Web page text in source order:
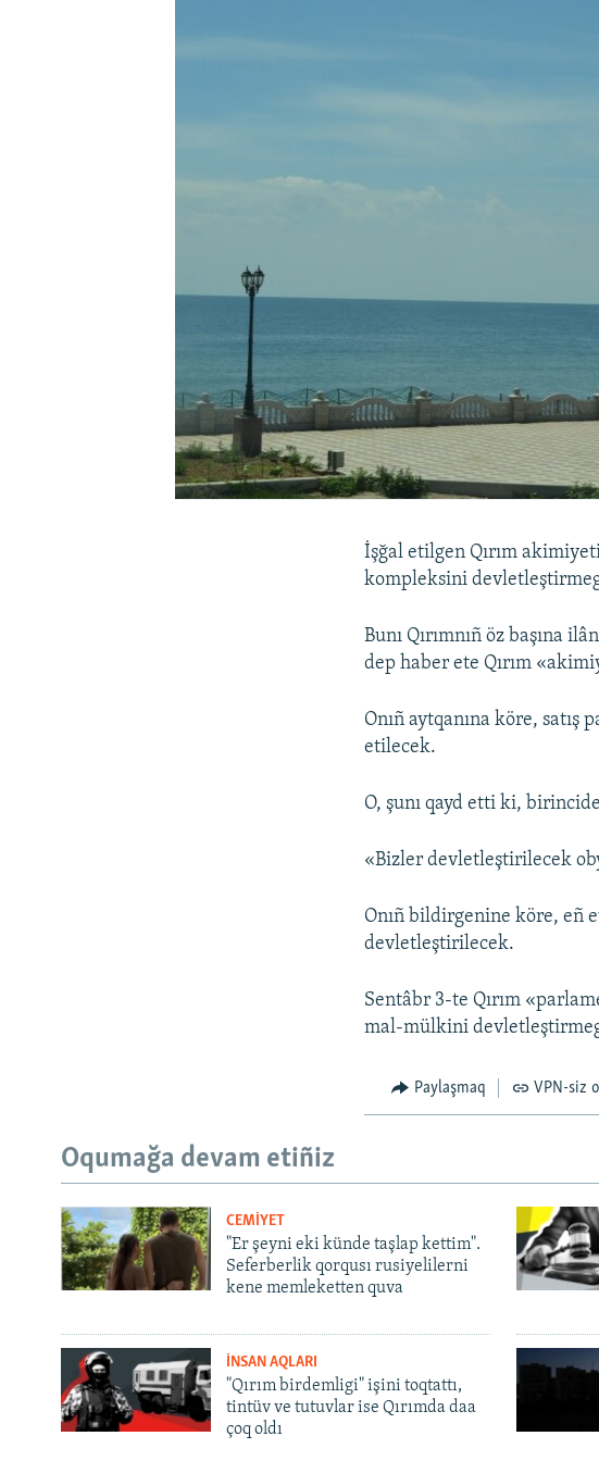
İşğal etilgen Qırım
kompleksini
Bunı Qırımnıñ öz başına
dep haber ete Qırım
Onıñ aytqanına köre, satış
etilecek.
O, şunı qayd etti ki,
«Bizler devletleştirilecek
Onıñ bildirgenine köre, eñ
devletleştirilecek.
Sentâbr 3-te Qırım
mal-mülkini
Paylaşmaq VPN-siz
Oqumağa devam etiñiz
CEMİYET
"Er şeyni eki künde taşlap kettim".
Seferberlik qorqusı rusiyelilerni
kene memleketten quva
İNSAN AQLARI
"Qırım birdemligi" işini toqtattı,
tintüv ve tutuvlar ise Qırımda daa
çoq oldı